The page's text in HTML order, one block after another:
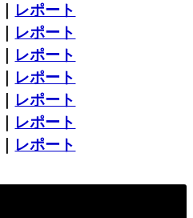
レポート
レポート
レポート
レポート
レポート
レポート
レポート